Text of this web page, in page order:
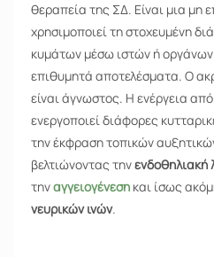
θεραπεία της ΣΔ. Είναι μια μη
χρησιμοποιεί τη στοχευμένη
κυμάτων μέσω ιστών ή οργάνων
επιθυμητά αποτελέσματα. Ο
είναι άγνωστος. Η ενέργεια
ενεργοποιεί διάφορες
την έκφραση τοπικών
βελτιώνοντας τηνενδοθηλιακή
τηναγγειογένεση και ίσως
νευρικών ινών.